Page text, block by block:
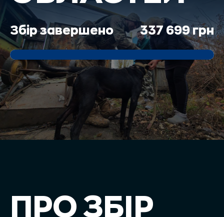
Збір завершено 337 699 грн
ПРО ЗБІР